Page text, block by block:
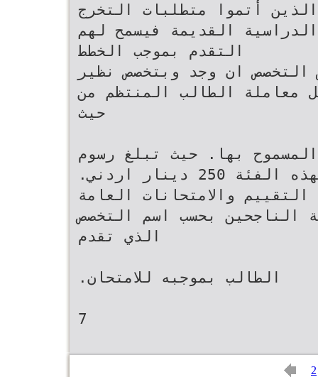
:‬الطلبة الذين أتموا متطلبات التخرج
القديمة فيسمح لهم
التقدم بموجب الخطط‬
التخصص ان وجد وبتخصص نظير
معاملة الطالب المنتظم من
حيث‬
‫عدد مرات التقدم للامتحان المسموح بها‪ .‬حيث تبلغ رسوم
هذا الإمتحان لهذه الفئة ‪ 250‬دينار اردني‪.‬‬
والامتحانات العامة
الناجحين بحسب اسم التخصص
الذي تقدم‬
‫الطالب بموجبه للامتحان‪.‬‬
2